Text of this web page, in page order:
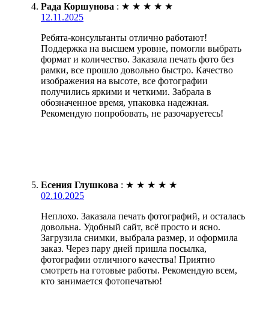
Рада Коршунова : ★ ★ ★ ★ ★
12.11.2025
Ребята-консультанты отлично работают!
Поддержка на высшем уровне, помогли выбрать
формат и количество. Заказала печать фото без
рамки, все прошло довольно быстро. Качество
изображения на высоте, все фотографии
получились яркими и четкими. Забрала в
обозначенное время, упаковка надежная.
Рекомендую попробовать, не разочаруетесь!
Есения Глушкова : ★ ★ ★ ★ ★
02.10.2025
Неплохо. Заказала печать фотографий, и осталась
довольна. Удобный сайт, всё просто и ясно.
Загрузила снимки, выбрала размер, и оформила
заказ. Через пару дней пришла посылка,
фотографии отличного качества! Приятно
смотреть на готовые работы. Рекомендую всем,
кто занимается фотопечатью!